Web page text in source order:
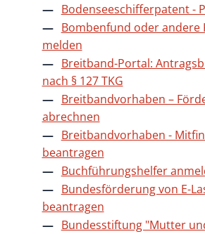
Bodenseeschifferpatent -
Bombenfund oder andere
melden
Breitband-Portal:
nach § 127 TKG
Breitbandvorhaben –
abrechnen
Breitbandvorhaben -
beantragen
Buchführungshelfer
Bundesförderung von E-
beantragen
Bundesstiftung "Mutter